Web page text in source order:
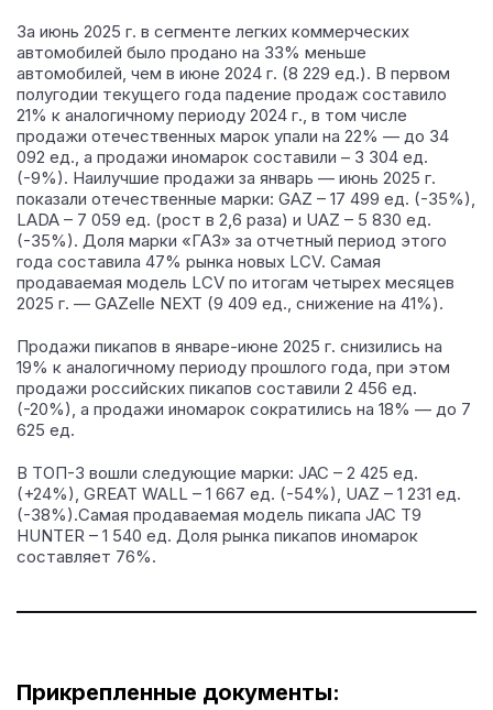
За июнь 2025 г. в сегменте легких коммерческих
автомобилей было продано на 33% меньше
автомобилей, чем в июне 2024 г. (8 229 ед.). В первом
полугодии текущего года падение продаж составило
21% к аналогичному периоду 2024 г., в том числе
продажи отечественных марок упали на 22% — до 34
092 ед., а продажи иномарок составили – 3 304 ед.
(-9%). Наилучшие продажи за январь — июнь 2025 г.
показали отечественные марки: GAZ – 17 499 ед. (-35%),
LADA – 7 059 ед. (рост в 2,6 раза) и UAZ – 5 830 ед.
(-35%). Доля марки «ГАЗ» за отчетный период этого
года составила 47% рынка новых LCV. Самая
продаваемая модель LCV по итогам четырех месяцев
2025 г. — GAZelle NEXT (9 409 ед., снижение на 41%).
Продажи пикапов в январе-июне 2025 г. снизились на
19% к аналогичному периоду прошлого года, при этом
продажи российских пикапов составили 2 456 ед.
(-20%), а продажи иномарок сократились на 18% — до 7
625 ед.
В ТОП-3 вошли следующие марки: JAC – 2 425 ед.
(+24%), GREAT WALL – 1 667 ед. (-54%), UAZ – 1 231 ед.
(-38%).Самая продаваемая модель пикапа JAC T9
HUNTER – 1 540 ед. Доля рынка пикапов иномарок
составляет 76%.
Прикрепленные документы: